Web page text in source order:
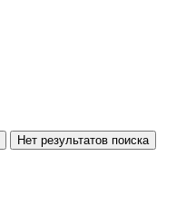
Нет результатов поиска